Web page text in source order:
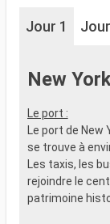
Jour 1
New
Le port :
Le port de
se trouve à
Les taxis, les
rejoindre le
patrimoine